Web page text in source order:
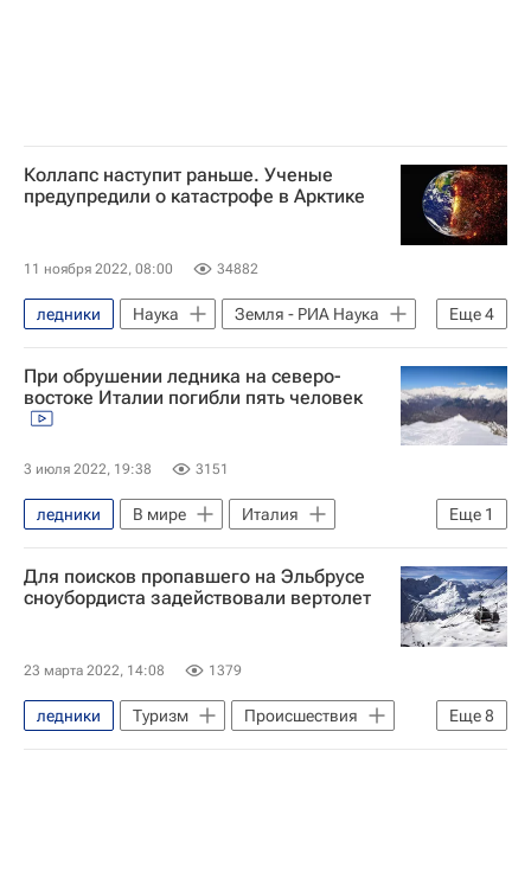
Коллапс наступит раньше. Ученые
предупредили о катастрофе в Арктике
11 ноября 2022, 08:00 34882
Еще4
ледники Наука
Земля - РИА Наука
Арктика
Глобальное потепление
ООН
Северный Ледовитый океан
При обрушении ледника на северо-
востоке Италии погибли пять человек
3 июля 2022, 19:38 3151
Еще 1
ледники В мире
Италия
Альпы
Для поисков пропавшего на Эльбрусе
сноубордиста задействовали вертолет
23 марта 2022, 14:08 1379
Еще8
ледники Туризм
Происшествия
Россия
Эльбрус